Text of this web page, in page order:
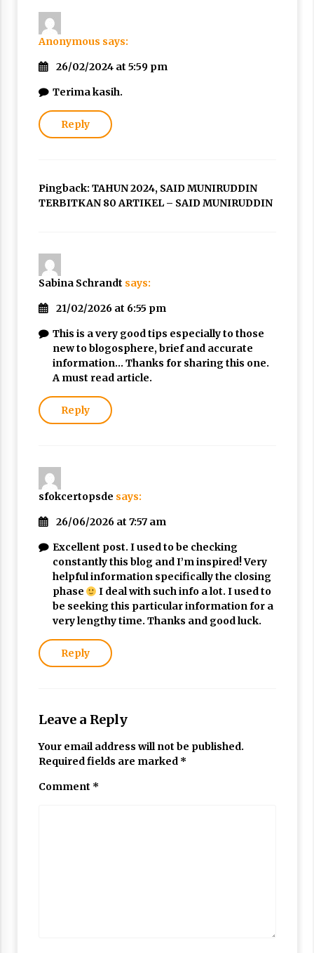
Anonymous says:
26/02/2024 at 5:59 pm
Terima kasih.
Reply
Pingback: TAHUN 2024, SAID MUNIRUDDIN
TERBITKAN 80 ARTIKEL – SAID MUNIRUDDIN
Sabina Schrandt says:
21/02/2026 at 6:55 pm
This is a very good tips especially to those
new to blogosphere, brief and accurate
information… Thanks for sharing this one.
A must read article.
Reply
sfokcertopsde says:
26/06/2026 at 7:57 am
Excellent post. I used to be checking
constantly this blog and I’m inspired! Very
helpful information specifically the closing
phase
I deal with such info a lot. I used to
be seeking this particular information for a
very lengthy time. Thanks and good luck.
Reply
Leave a Reply
Your email address will not be published.
Required fields are marked *
Comment *